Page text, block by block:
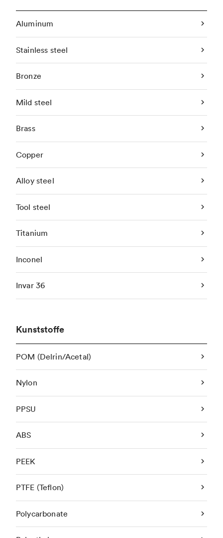
Aluminum
Stainless steel
Bronze
Mild steel
Brass
Copper
Alloy steel
Tool steel
Titanium
Inconel
Invar 36
Kunststoffe
POM (Delrin/Acetal)
Nylon
PPSU
ABS
PEEK
PTFE (Teflon)
Polycarbonate